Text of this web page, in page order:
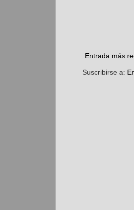
Entrada más
Suscribirse a: